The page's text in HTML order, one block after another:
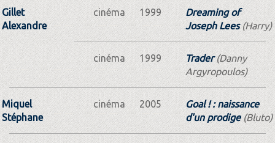
Gillet
Alexandre
cinéma 1999
Dreaming of
Joseph Lees(Harry)
cinéma 1999 Trader(Danny
Argyropoulos)
Miquel
Stéphane
cinéma 2005
Goal ! : naissance
d'un prodige(Bluto)